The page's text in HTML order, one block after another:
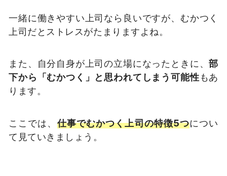
一緒に働きやすい上司なら良いですが、むかつく
上司だとストレスがたまりますよね。
また、自分自身が上司の立場になったときに、部
下から「むかつく」と思われてしまう可能性もあ
ります。
ここでは、仕事でむかつく上司の特徴5つについ
て見ていきましょう。